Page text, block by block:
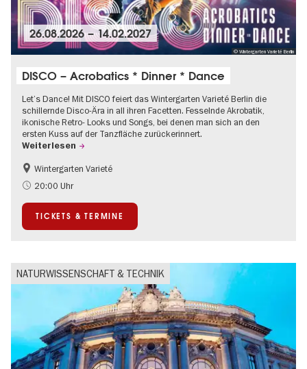
© Wintergarten Varieté Berlin
26.08.2026–14.02.2027
DISCO – Acrobatics * Dinner * Dance
Let’s Dance! Mit DISCO feiert das Wintergarten Varieté Berlin die
schillernde Disco-Ära in all ihren Facetten. Fesselnde Akrobatik,
ikonische Retro- Looks und Songs, bei denen man sich an den
ersten Kuss auf der Tanzfläche zurückerinnert.
Weiterlesen
Food
Kultursommer
Wintergarten Varieté
20:00 Uhr
TICKETS & TERMINE
NATURWISSENSCHAFT & TECHNIK